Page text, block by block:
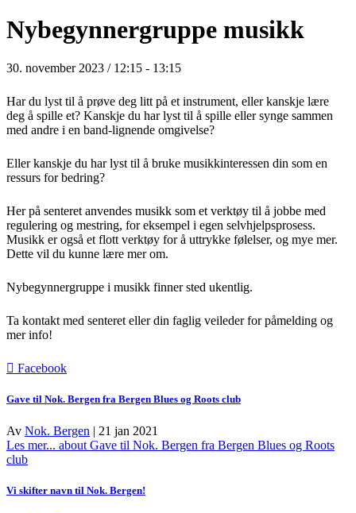
Nybegynnergruppe musikk
30. november 2023 / 12:15 - 13:15
Har du lyst til å prøve deg litt på et instrument, eller kanskje lære
deg å spille et? Kanskje du har lyst til å spille eller synge sammen
med andre i en band-lignende omgivelse?
Eller kanskje du har lyst til å bruke musikkinteressen din som en
ressurs for bedring?
Her på senteret anvendes musikk som et verktøy til å jobbe med
regulering og mestring, for eksempel i egen selvhjelpsprosess.
Musikk er også et flott verktøy for å uttrykke følelser, og mye mer.
Dette vil du kunne lære mer om.
Nybegynnergruppe i musikk finner sted ukentlig.
Ta kontakt med senteret eller din faglig veileder for påmelding og
mer info!
Facebook
Gave til Nok. Bergen fra Bergen Blues og Roots club
Av Nok. Bergen | 21 jan 2021
Les mer... about Gave til Nok. Bergen fra Bergen Blues og Roots
club
Vi skifter navn til Nok. Bergen!